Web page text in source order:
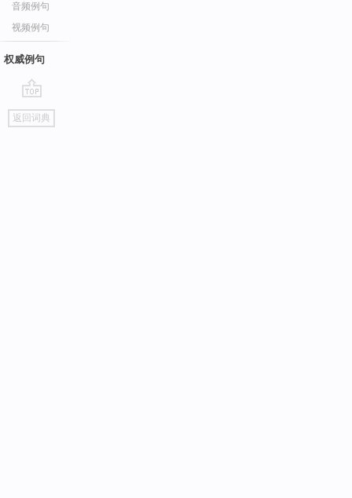
音频例句
视频例句
权威例句
go
top
返回词典